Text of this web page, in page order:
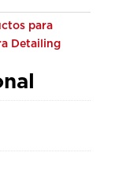
para
Detailing